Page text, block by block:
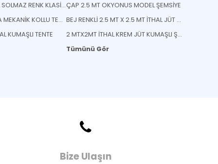
KOYU YEŞİL İTHAL SOLMAZ RENK KLASİK TENTE
AÇIK KREM ULTRA MEKANİK KOLLU TENTE
KUMAŞLI TENTE
ÇAP 2.5 MT OKYONUS MODEL ŞEMSİYE
BEJ RENKLİ 2.5 MT X 2.5 MT İTHAL JÜT KUMAŞLI ŞEMSİYE
2 MTX2MT İTHAL KREM JÜT KUMAŞLI ŞEMSİYE
Tümünü Gör
Bize Ulaşın